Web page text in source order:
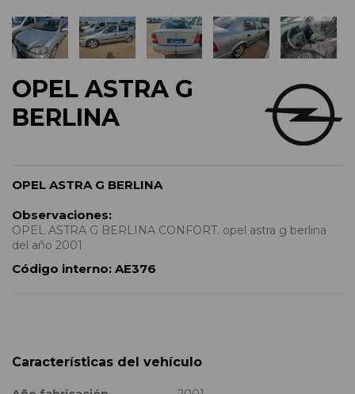
OPEL ASTRA G
BERLINA
OPEL ASTRA G BERLINA
Observaciones:
OPEL ASTRA G BERLINA CONFORT. opel astra g berlina
del año 2001
Código interno: AE376
Características del vehículo